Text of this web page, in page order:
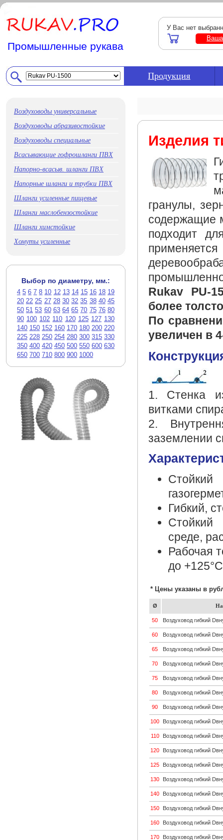
Промышленные рукава
У Вас нет
Продукция
Воздуховоды универсальные
Воздуховоды абразивостойкие
Воздуховоды специальные
Всасывающие гофрошланги ПВХ
Напорно-всасыв. шланги ПВХ
Напорные шланги и трубки ПВХ
Шланги усиленные пищевые
Шланги маслобензостойкие
Шланги химстойкие
Хомуты усиленные
Выбор по диаметру, мм.:
4 5 6 7 8 10 12 13 14 15 16 18 19
20 22 25 27 28 30 32 35 38 40 45
50 51 53 60 63 64 65 70 75 76 80
90 100 102 110 120 125 127 130
140 150 152 160 170 180 200 220
225 228 250 254 280 300 315 330
350 400 420 450 500 550 600 630
650 700 710 800 900 1000
Изделия
гранулы,
содержащие
подходит
Rukav PU-
более
По
увеличен в
1. Стенка
витками
2.
заземлении
Гибкий,
Стойкий
среде,
Рабочая
до
* Цены указаны в
Ø
50 Воздуховод гибкий
60 Воздуховод гибкий
65 Воздуховод гибкий
70 Воздуховод гибкий
75 Воздуховод гибкий
80 Воздуховод гибкий
90 Воздуховод гибкий
100 Воздуховод гибкий
110 Воздуховод гибкий
120 Воздуховод гибкий
125 Воздуховод гибкий
130 Воздуховод гибкий
140 Воздуховод гибкий
150 Воздуховод гибкий
160 Воздуховод гибкий
170 Воздуховод гибкий